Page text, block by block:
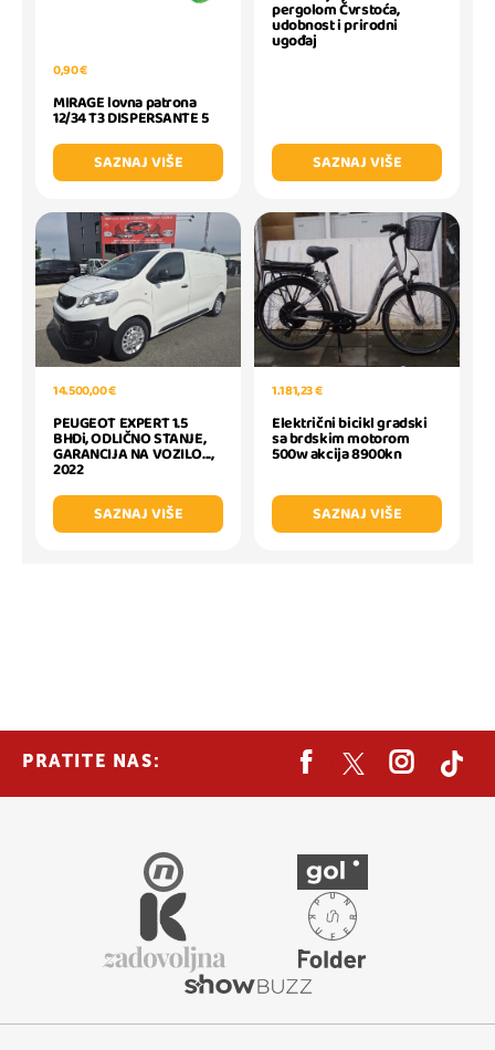
0,90 €
MIRAGE lovna patrona
12/34 T3 DISPERSANTE 5
SAZNAJ VIŠE
pergolom Čvrstoća,
udobnost i prirodni
ugođaj
SAZNAJ VIŠE
14.500,00 €
PEUGEOT EXPERT 1.5
BHDi, ODLIČNO STANJE,
GARANCIJA NA VOZILO...,
2022
SAZNAJ VIŠE
1.181,23 €
Električni bicikl gradski
sa brdskim motorom
500w akcija 8900kn
SAZNAJ VIŠE
PRATITE NAS: